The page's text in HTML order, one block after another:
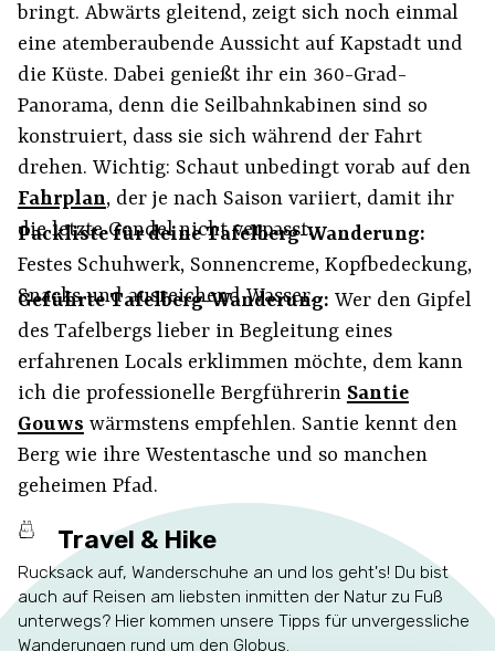
bringt. Abwärts gleitend, zeigt sich noch einmal
eine atemberaubende Aussicht auf Kapstadt und
die Küste. Dabei genießt ihr ein 360-Grad-
Panorama, denn die Seilbahnkabinen sind so
konstruiert, dass sie sich während der Fahrt
drehen. Wichtig: Schaut unbedingt vorab auf den
Fahrplan, der je nach Saison variiert, damit ihr
die letzte Gondel nicht verpasst.
Packliste für deine Tafelberg-Wanderung:
Festes Schuhwerk, Sonnencreme, Kopfbedeckung,
Snacks und ausreichend Wasser.
Geführte Tafelberg-Wanderung: Wer den Gipfel
des Tafelbergs lieber in Begleitung eines
erfahrenen Locals erklimmen möchte, dem kann
ich die professionelle Bergführerin Santie
Gouws wärmstens empfehlen. Santie kennt den
Berg wie ihre Westentasche und so manchen
geheimen Pfad.
Travel & Hike
Rucksack auf, Wanderschuhe an und los geht's! Du bist
auch auf Reisen am liebsten inmitten der Natur zu Fuß
unterwegs? Hier kommen unsere Tipps für unvergessliche
Wanderungen rund um den Globus.